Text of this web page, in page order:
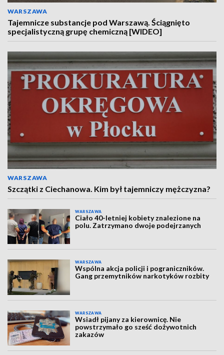
WARSZAWA
Tajemnicze substancje pod Warszawą. Ściągnięto
specjalistyczną grupę chemiczną [WIDEO]
WARSZAWA
Szczątki z Ciechanowa. Kim był tajemniczy mężczyzna?
WARSZAWA
Ciało 40-letniej kobiety znalezione na
polu. Zatrzymano dwoje podejrzanych
WARSZAWA
Wspólna akcja policji i pograniczników.
Gang przemytników narkotyków rozbity
WARSZAWA
Wsiadł pijany za kierownicę. Nie
powstrzymało go sześć dożywotnich
zakazów